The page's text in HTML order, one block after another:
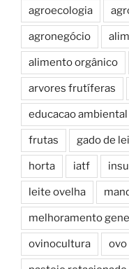
agroecologia
agronegócio
alimento orgânico
arvores frutíferas
educacao ambiental
frutas gado de
horta iatf
leite ovelha
melhoramento
ovinocultura ovo